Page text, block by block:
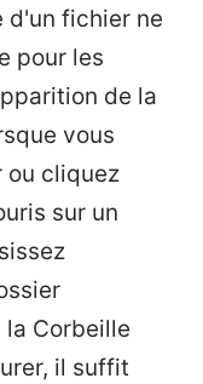
d'un fichier ne
pour les
de la
vous
ou cliquez
sur un
Corbeille
il suffit